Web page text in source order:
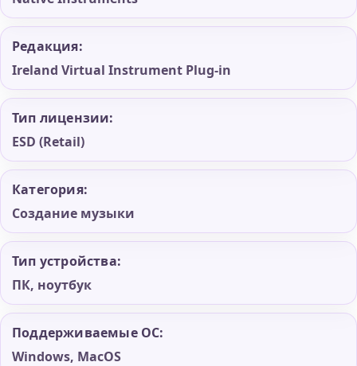
Редакция:
Ireland Virtual Instrument Plug-in
Тип лицензии:
ESD (Retail)
Категория:
Создание музыки
Тип устройства:
ПК, ноутбук
Поддерживаемые ОС:
Windows, MacOS